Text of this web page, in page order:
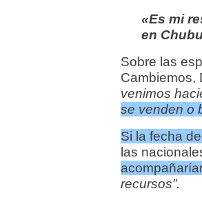
«Es mi
en
Sobre las
Cambiemos,
venimos
se venden o
Si la fecha
las
recursos”.